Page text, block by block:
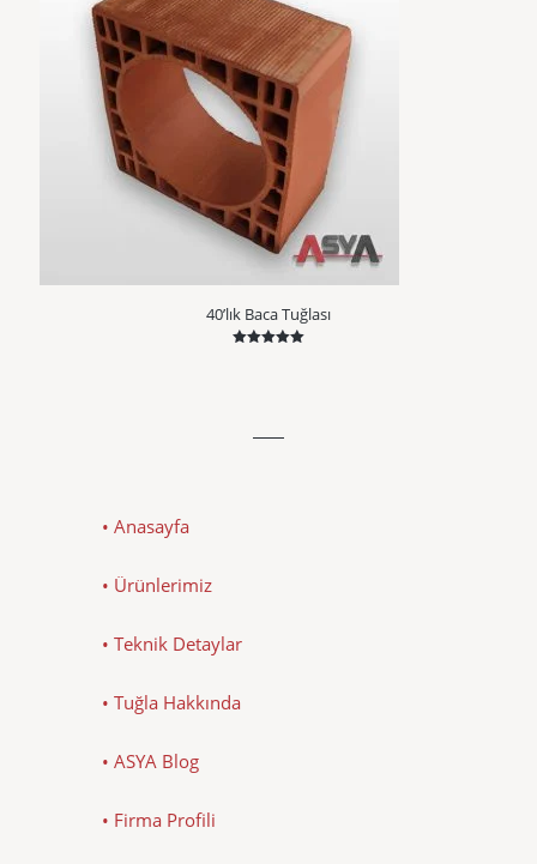
40’lık Baca Tuğlası
• Anasayfa
• Ürünlerimiz
• Teknik Detaylar
• Tuğla Hakkında
• ASYA Blog
• Firma Profili